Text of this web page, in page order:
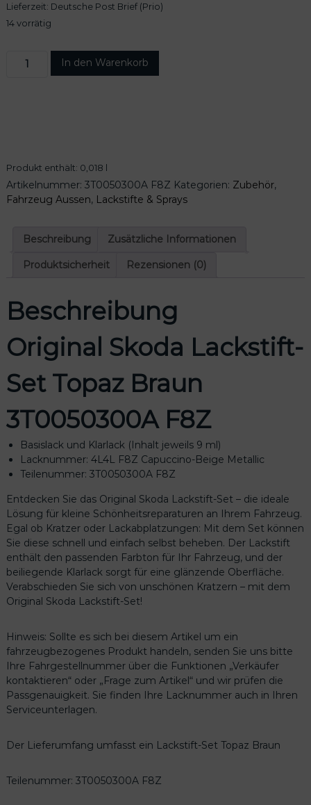
Lieferzeit: Deutsche Post Brief (Prio)
14 vorrätig
S
k
o
s
t
f
-
S
e
t
o
p
a
z
B
r
a
u
n
3
T
5
0
3
0
0
A
8
e
In den Warenkorb
Produkt enthält: 0,018 l
Artikelnummer: 3T0050300A F8Z Kategorien: Zubehör,
Fahrzeug Aussen, Lackstifte & Sprays
Beschreibung Zusätzliche Informationen
Produktsicherheit Rezensionen (0)
Beschreibung
Original Skoda Lackstift-
Set Topaz Braun
3T0050300A F8Z
Basislack und Klarlack (Inhalt jeweils 9 ml)
Lacknummer: 4L4L F8Z Capuccino-Beige Metallic
Teilenummer: 3T0050300A F8Z
Entdecken Sie das Original Skoda Lackstift-Set – die ideale
Lösung für kleine Schönheitsreparaturen an Ihrem Fahrzeug.
Egal ob Kratzer oder Lackabplatzungen: Mit dem Set können
Sie diese schnell und einfach selbst beheben. Der Lackstift
enthält den passenden Farbton für Ihr Fahrzeug, und der
beiliegende Klarlack sorgt für eine glänzende Oberfläche.
Verabschieden Sie sich von unschönen Kratzern – mit dem
Original Skoda Lackstift-Set!
Hinweis: Sollte es sich bei diesem Artikel um ein
fahrzeugbezogenes Produkt handeln, senden Sie uns bitte
Ihre Fahrgestellnummer über die Funktionen „Verkäufer
kontaktieren“ oder „Frage zum Artikel“ und wir prüfen die
Passgenauigkeit. Sie finden Ihre Lacknummer auch in Ihren
Serviceunterlagen.
Der Lieferumfang umfasst ein Lackstift-Set Topaz Braun
Teilenummer: 3T0050300A F8Z